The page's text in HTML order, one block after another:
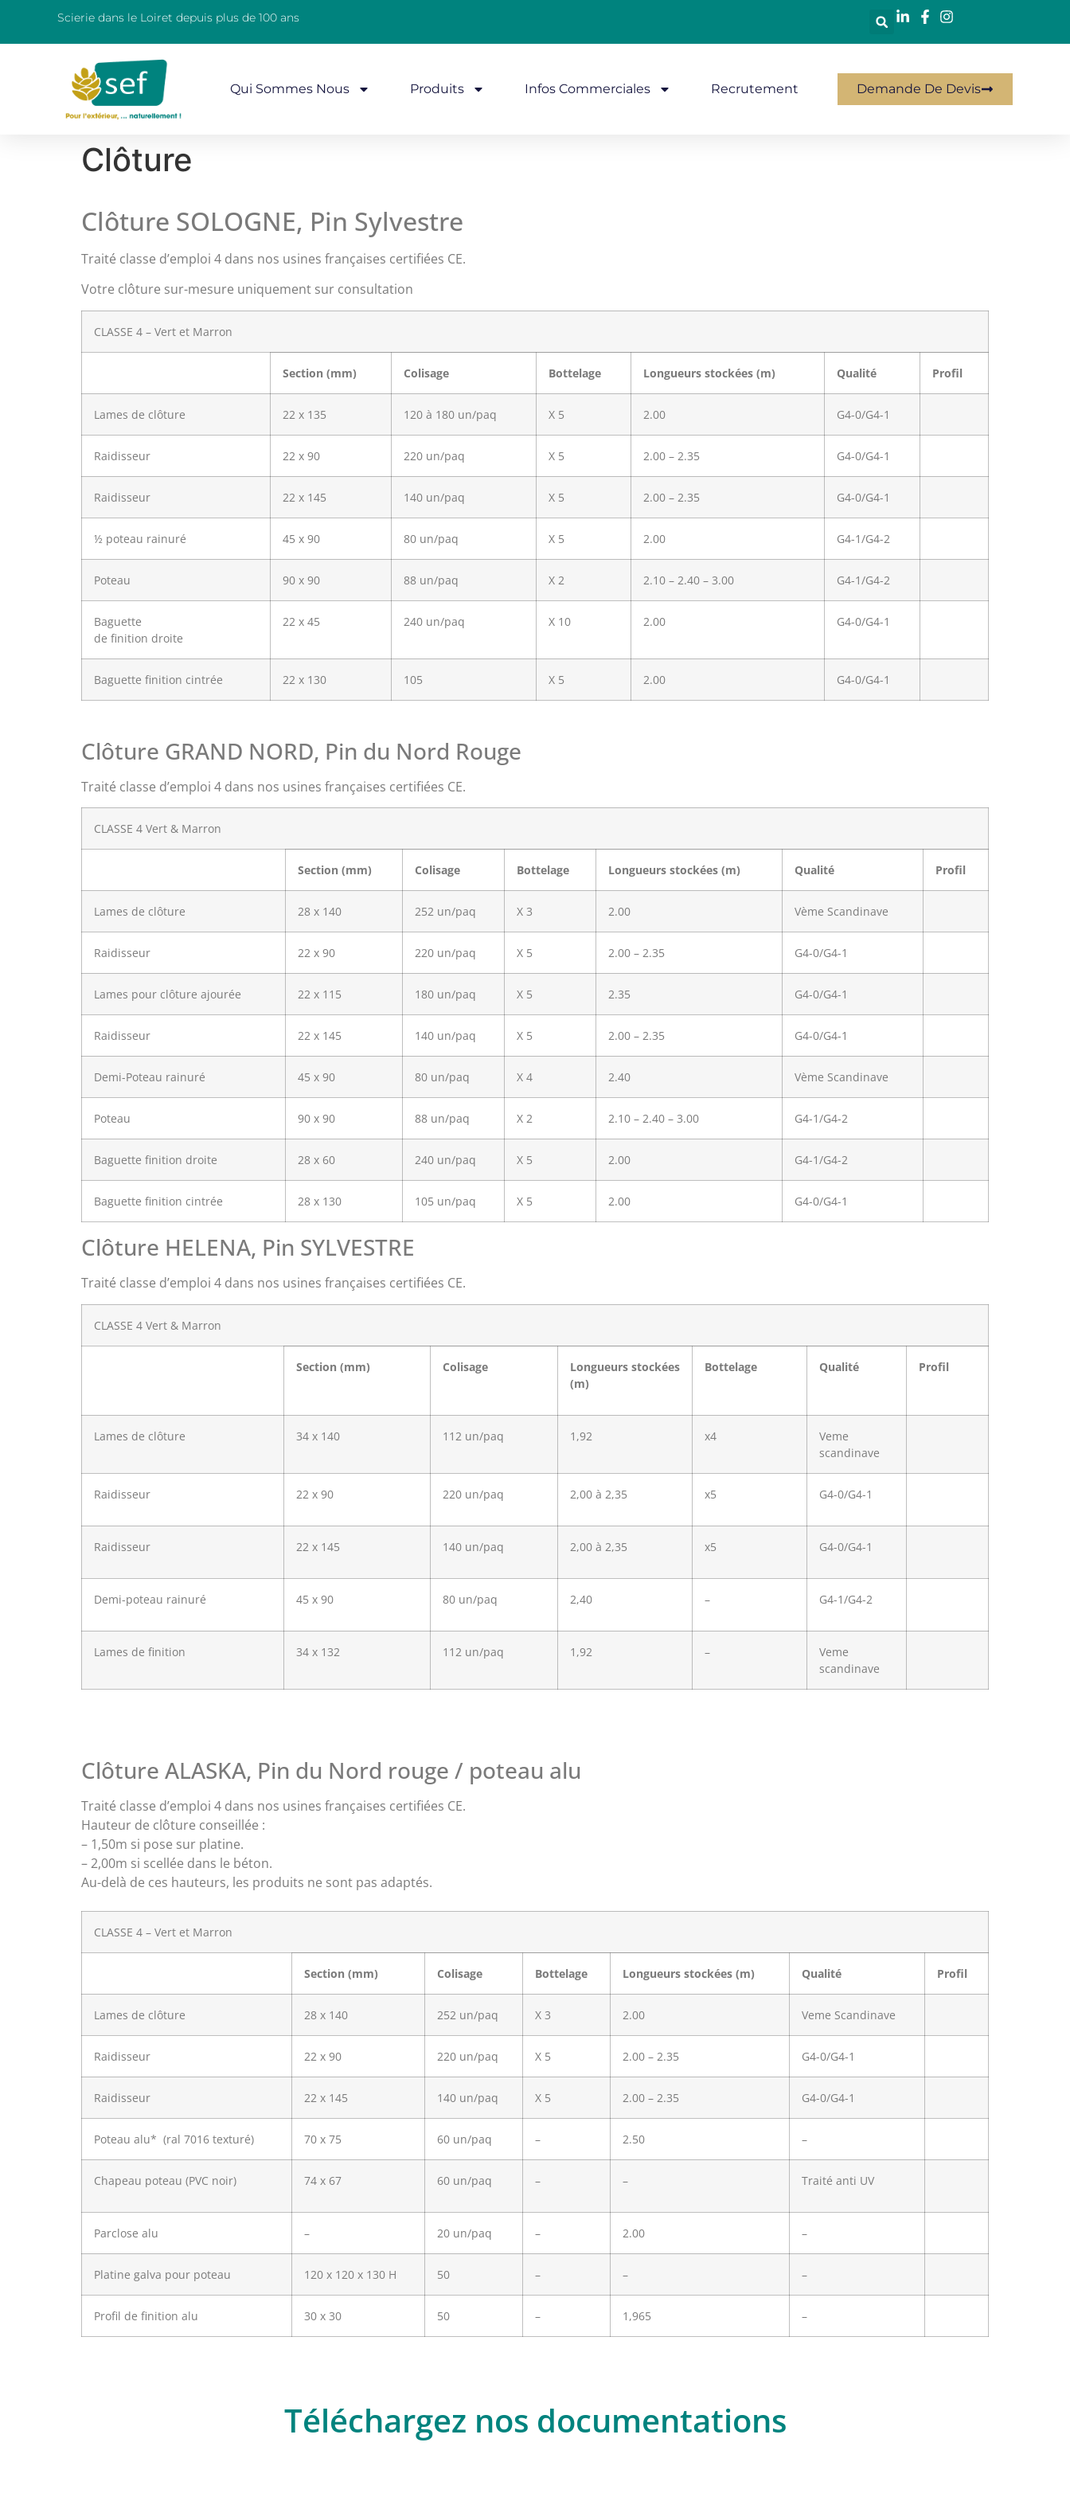
Scierie dans le Loiret depuis plus de 100 ans
Qui Sommes Nous Produits Infos Commerciales Recrutement Demande De Devis
Clôture
Clôture SOLOGNE, Pin Sylvestre
Traité classe d’emploi 4 dans nos usines françaises certifiées CE.
Votre clôture sur-mesure uniquement sur consultation
CLASSE 4 – Vert et Marron
Section (mm) Colisage Bottelage Longueurs stockées (m) Qualité Profil
Lames de clôture 22 x 135 120 à 180 un/paq X 5 2.00 G4-0/G4-1
Raidisseur 22 x 90 220 un/paq X 5 2.00 – 2.35 G4-0/G4-1
Raidisseur 22 x 145 140 un/paq X 5 2.00 – 2.35 G4-0/G4-1
½ poteau rainuré 45 x 90 80 un/paq X 5 2.00 G4-1/G4-2
Poteau 90 x 90 88 un/paq X 2 2.10 – 2.40 – 3.00 G4-1/G4-2
Baguette
de finition droite
22 x 45 240 un/paq X 10 2.00 G4-0/G4-1
Baguette finition cintrée 22 x 130 105 X 5 2.00 G4-0/G4-1
Clôture GRAND NORD, Pin du Nord Rouge
Traité classe d’emploi 4 dans nos usines françaises certifiées CE.
CLASSE 4 Vert & Marron
Section (mm) Colisage Bottelage Longueurs stockées (m) Qualité Profil
Lames de clôture 28 x 140 252 un/paq X 3 2.00 Vème Scandinave
Raidisseur 22 x 90 220 un/paq X 5 2.00 – 2.35 G4-0/G4-1
Lames pour clôture ajourée 22 x 115 180 un/paq X 5 2.35 G4-0/G4-1
Raidisseur 22 x 145 140 un/paq X 5 2.00 – 2.35 G4-0/G4-1
Demi-Poteau rainuré 45 x 90 80 un/paq X 4 2.40 Vème Scandinave
Poteau 90 x 90 88 un/paq X 2 2.10 – 2.40 – 3.00 G4-1/G4-2
Baguette finition droite 28 x 60 240 un/paq X 5 2.00 G4-1/G4-2
Baguette finition cintrée 28 x 130 105 un/paq X 5 2.00 G4-0/G4-1
Clôture HELENA, Pin SYLVESTRE
Traité classe d’emploi 4 dans nos usines françaises certifiées CE.
CLASSE 4 Vert & Marron
Section (mm) Colisage Longueurs stockées
(m)
Bottelage Qualité Profil
Lames de clôture 34 x 140 112 un/paq 1,92 x4
Veme
scandinave
Raidisseur 22 x 90 220 un/paq 2,00 à 2,35 x5 G4-0/G4-1
Raidisseur 22 x 145 140 un/paq 2,00 à 2,35 x5 G4-0/G4-1
Demi-poteau rainuré 45 x 90 80 un/paq 2,40 – G4-1/G4-2
Lames de finition 34 x 132 112 un/paq 1,92 –
Veme
scandinave
Clôture ALASKA, Pin du Nord rouge / poteau alu
Traité classe d’emploi 4 dans nos usines françaises certifiées CE.
Hauteur de clôture conseillée :
– 1,50m si pose sur platine.
– 2,00m si scellée dans le béton.
Au-delà de ces hauteurs, les produits ne sont pas adaptés.
CLASSE 4 – Vert et Marron
Section (mm) Colisage Bottelage Longueurs stockées (m) Qualité Profil
Lames de clôture 28 x 140 252 un/paq X 3 2.00 Veme Scandinave
Raidisseur 22 x 90 220 un/paq X 5 2.00 – 2.35 G4-0/G4-1
Raidisseur 22 x 145 140 un/paq X 5 2.00 – 2.35 G4-0/G4-1
Poteau alu* (ral 7016 texturé) 70 x 75 60 un/paq – 2.50 –
Chapeau poteau (PVC noir) 74 x 67 60 un/paq – – Traité anti UV
Parclose alu – 20 un/paq – 2.00 –
Platine galva pour poteau 120 x 120 x 130 H 50 – – –
Profil de finition alu 30 x 30 50 – 1,965 –
Téléchargez nos documentations